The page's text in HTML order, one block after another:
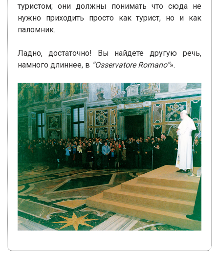
туристом; они должны понимать что сюда не
нужно приходить просто как турист, но и как
паломник.
Ладно, достаточно! Вы найдете другую речь,
намного длиннее, в “Osservatore Romano”».